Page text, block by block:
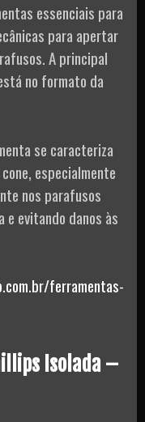
essenciais para
para apertar
A principal
no formato da
se caracteriza
especialmente
nos parafusos
e evitando danos às
ferramentas-
Isolada –